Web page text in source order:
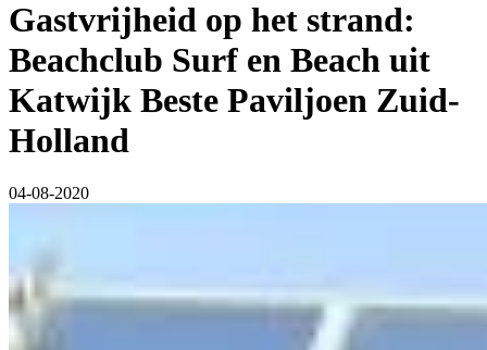
Gastvrijheid op het strand:
Beachclub Surf en Beach uit
Katwijk Beste Paviljoen Zuid-
Holland
04-08-2020